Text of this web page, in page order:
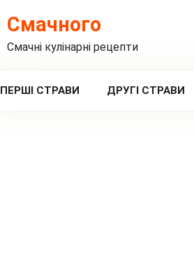
Смачного
Смачні кулінарні рецепти
ПЕРШІ СТРАВИ ДРУГІ СТРАВИ